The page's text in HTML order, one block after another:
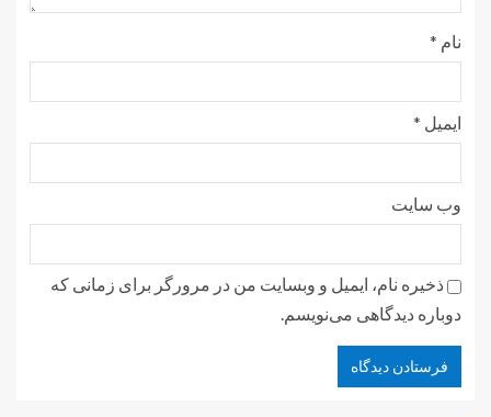
نام *
ایمیل *
وب‌ سایت
ذخیره نام، ایمیل و وبسایت من در مرورگر برای زمانی که
دوباره دیدگاهی می‌نویسم.